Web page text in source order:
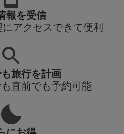
報を受信
アクセスできて便利
旅行を計画
直前でも予約可能